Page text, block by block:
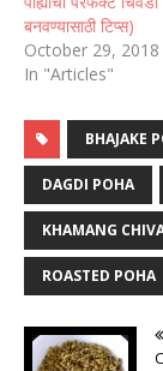
बनवण्यासाठी टिप्स)
October 29, 2018
In "Articles"
BHAJAKE
DAGDI POHA
KHAMANG
ROASTED POHA